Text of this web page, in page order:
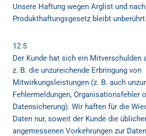
Unsere Haftung wegen Arglist und
Produkthaftungsgesetz bleibt unberührt.
12.5
Der Kunde hat sich ein Mitverschulden
z. B. die unzureichende Erbringung von
Mitwirkungsleistungen (z. B. auch
Fehlermeldungen, Organisationsfehler
Datensicherung). Wir haften für die
Daten nur, soweit der Kunde die
angemessenen Vorkehrungen zur